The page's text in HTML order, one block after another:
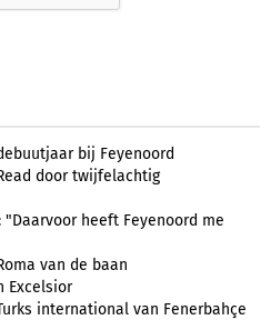
bij Feyenoord
door twijfelachtig
heeft Feyenoord me
van de baan
Excelsior
international van Fenerbahçe